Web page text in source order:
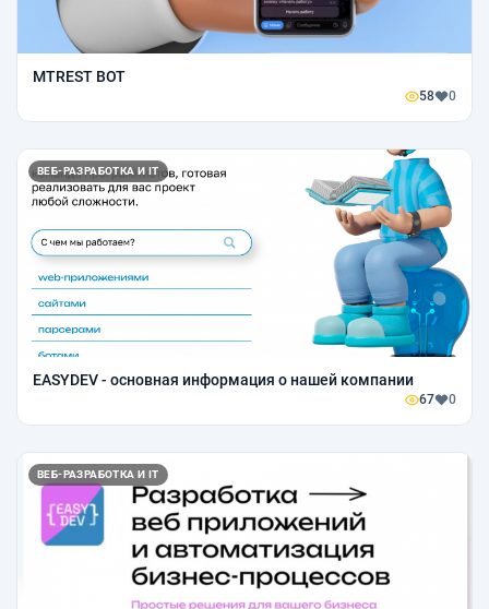
МTREST BOT
58 0
ВЕБ-РАЗРАБОТКА И IT
EASYDEV - основная информация о нашей компании
67 0
ВЕБ-РАЗРАБОТКА И IT